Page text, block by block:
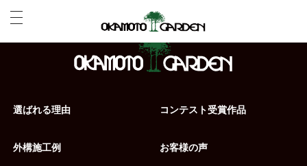
選ばれる理由
外構施工例
コンテスト受賞作品
お客様の声